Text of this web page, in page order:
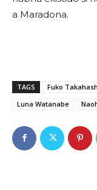
a Maradona.
TAGS Fuko
Luna Watanabe